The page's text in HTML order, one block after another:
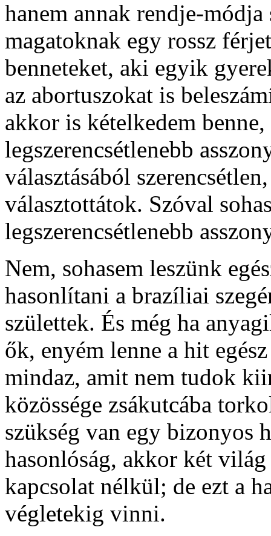
hanem annak rendje-
magatoknak egy rossz
benneteket, aki egyik
az abortuszokat is
akkor is kételkedem
legszerencsétlenebb
választásából
választottátok. Szóval
legszerencsétlenebb
Nem, sohasem leszünk
hasonlítani a brazíliai
születtek. És még ha
ők, enyém lenne a hit
mindaz, amit nem tudok
közössége zsákutcába
szükség van egy bizonyos
hasonlóság, akkor két
kapcsolat nélkül; de ezt a
végletekig vinni.